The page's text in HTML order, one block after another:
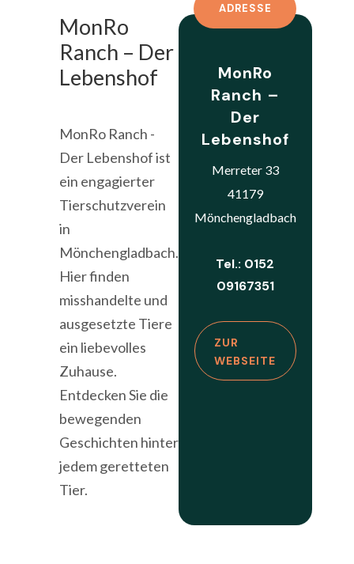
MonRo
Ranch – Der
Lebenshof
MonRo Ranch -
Der Lebenshof ist
ein engagierter
Tierschutzverein
in
Mönchengladbach.
Hier finden
misshandelte und
ausgesetzte Tiere
ein liebevolles
Zuhause.
Entdecken Sie die
bewegenden
Geschichten hinter
jedem geretteten
Tier.
ADRESSE
MonRo
Ranch –
Der
Lebenshof
Merreter 33
41179
Mönchengladbach
Tel.: 0152
09167351
ZUR
WEBSEITE